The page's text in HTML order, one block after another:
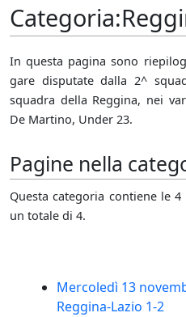
Categoria:
In questa pagina sono
gare disputate dalla 2^
squadra della Reggina, nei
De Martino, Under 23.
Pagine nella
Questa categoria contiene le
un totale di 4.
Mercoledì 13
Reggina-Lazio 1-2